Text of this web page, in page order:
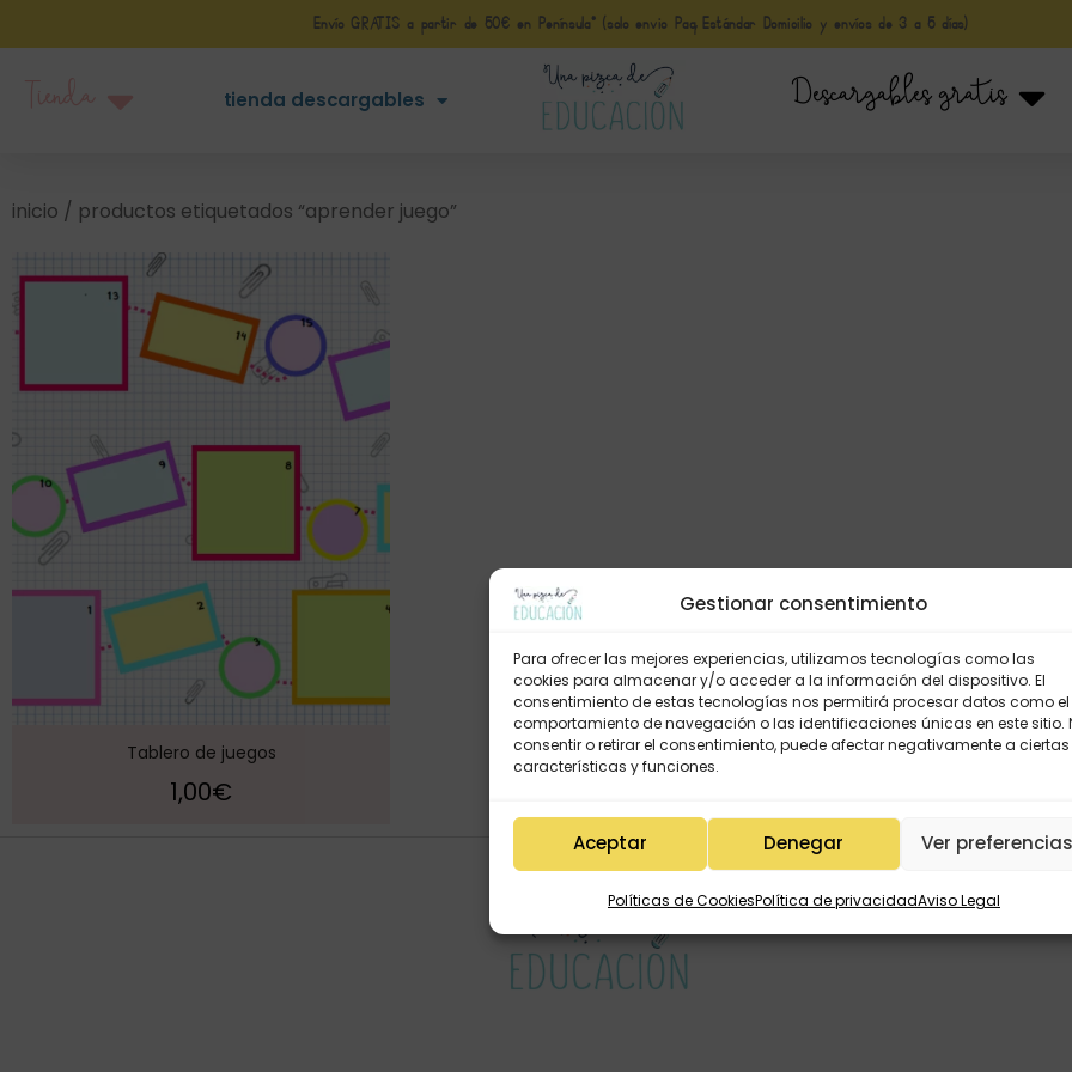
Gestionar consentimiento
Para ofrecer las mejores experiencias, utilizamos tecnologías como las
cookies para almacenar y/o acceder a la información del dispositivo. El
consentimiento de estas tecnologías nos permitirá procesar datos como el
comportamiento de navegación o las identificaciones únicas en este sitio.
consentir o retirar el consentimiento, puede afectar negativamente a ciertas
características y funciones.
Aceptar Denegar Ver
Políticas de CookiesPolítica de privacidadAviso Legal
Envío GRATIS a partir de 50€ en Península* (solo envio Paq Estándar Domicilio y envíos de 3 a 5 días)
tienda descargables Descargables gratis
inicio / productos etiquetados “aprender juego”
Tablero de juegos
1,00€